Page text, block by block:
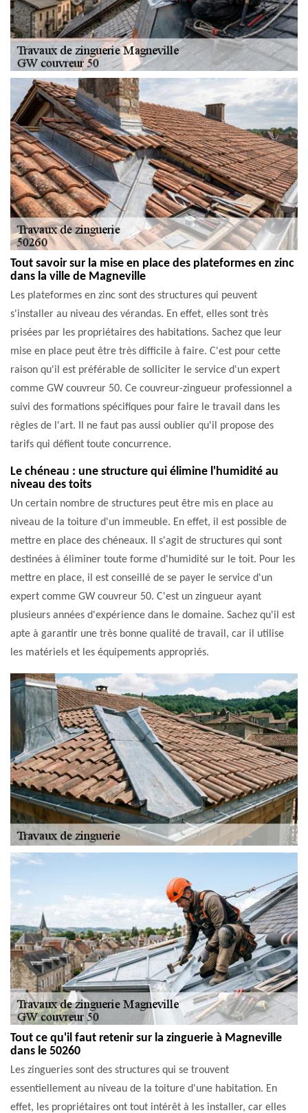
Tout savoir sur la mise en place des plateformes en zinc
dans la ville de Magneville
Les plateformes en zinc sont des structures qui peuvent
s'installer au niveau des vérandas. En effet, elles sont très
prisées par les propriétaires des habitations. Sachez que leur
mise en place peut être très difficile à faire. C'est pour cette
raison qu'il est préférable de solliciter le service d'un expert
comme GW couvreur 50. Ce couvreur-zingueur professionnel a
suivi des formations spécifiques pour faire le travail dans les
règles de l'art. Il ne faut pas aussi oublier qu'il propose des
tarifs qui défient toute concurrence.
Le chéneau : une structure qui élimine l'humidité au
niveau des toits
Un certain nombre de structures peut être mis en place au
niveau de la toiture d'un immeuble. En effet, il est possible de
mettre en place des chéneaux. Il s'agit de structures qui sont
destinées à éliminer toute forme d'humidité sur le toit. Pour les
mettre en place, il est conseillé de se payer le service d'un
expert comme GW couvreur 50. C'est un zingueur ayant
plusieurs années d'expérience dans le domaine. Sachez qu'il est
apte à garantir une très bonne qualité de travail, car il utilise
les matériels et les équipements appropriés.
Tout ce qu'il faut retenir sur la zinguerie à Magneville
dans le 50260
Les zingueries sont des structures qui se trouvent
essentiellement au niveau de la toiture d'une habitation. En
effet, les propriétaires ont tout intérêt à les installer, car elles